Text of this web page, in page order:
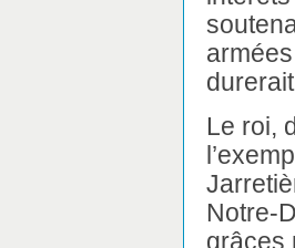
Le roi,
Notre-
grâces